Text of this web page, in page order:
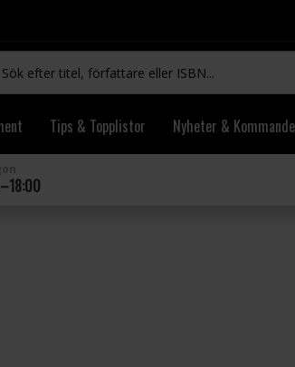
Tips & Topplistor Nyheter & Kommande